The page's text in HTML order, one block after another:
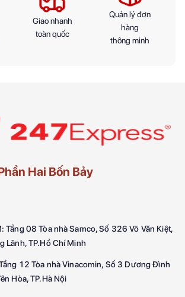
Giao nhanh
toàn quốc
Quản lý đơn
hàng
thông minh
Hai Bốn Bảy
Tầng 08 Tòa nhà Samco, Số 326 Võ Văn Kiệt,
Lãnh, TP.Hồ Chí Minh
12 Tòa nhà Vinacomin, Số 3 Dương Đình
Hòa, TP.Hà Nội